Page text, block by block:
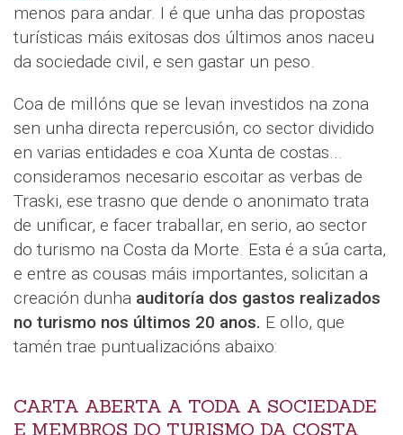
menos para andar. I é que unha das propostas
turísticas máis exitosas dos últimos anos naceu
da sociedade civil, e sen gastar un peso.
Coa de millóns que se levan investidos na zona
sen unha directa repercusión, co sector dividido
en varias entidades e coa Xunta de costas...
consideramos necesario escoitar as verbas de
Traski, ese trasno que dende o anonimato trata
de unificar, e facer traballar, en serio, ao sector
do turismo na Costa da Morte. Esta é a súa carta,
e entre as cousas máis importantes, solicitan a
creación dunha auditoría dos gastos realizados
no turismo nos últimos 20 anos. E ollo, que
tamén trae puntualizacións abaixo:
CARTA ABERTA A TODA A SOCIEDADE
E MEMBROS DO TURISMO DA COSTA